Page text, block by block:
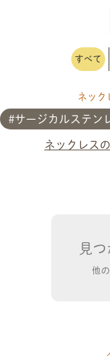
すべて
ネック
サージカルステン
ネックレス
見
他